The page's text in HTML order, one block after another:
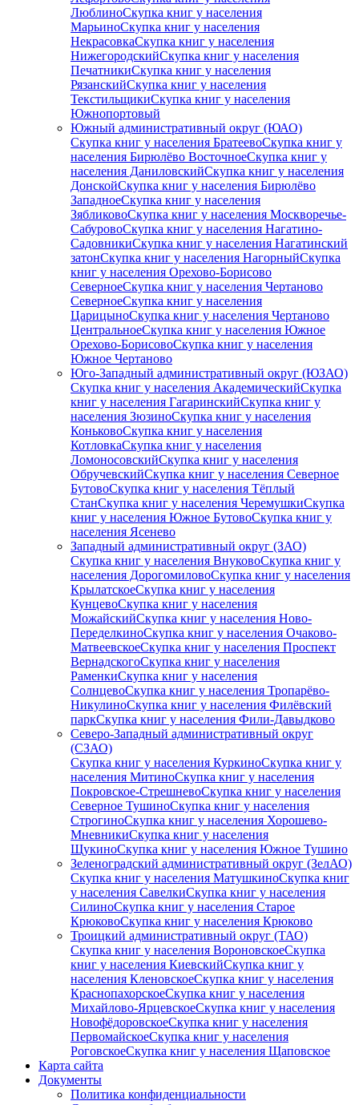
ЛюблиноСкупка книг у населения
МарьиноСкупка книг у населения
НекрасовкаСкупка книг у населения
НижегородскийСкупка книг у населения
ПечатникиСкупка книг у населения
РязанскийСкупка книг у населения
ТекстильщикиСкупка книг у населения
Южнопортовый
Южный административный округ (ЮАО)
Скупка книг у населения БратеевоСкупка книг у
населения Бирюлёво ВосточноеСкупка книг у
населения ДаниловскийСкупка книг у населения
ДонскойСкупка книг у населения Бирюлёво
ЗападноеСкупка книг у населения
ЗябликовоСкупка книг у населения Москворечье-
СабуровоСкупка книг у населения Нагатино-
СадовникиСкупка книг у населения Нагатинский
затонСкупка книг у населения НагорныйСкупка
книг у населения Орехово-Борисово
СеверноеСкупка книг у населения Чертаново
СеверноеСкупка книг у населения
ЦарицыноСкупка книг у населения Чертаново
ЦентральноеСкупка книг у населения Южное
Орехово-БорисовоСкупка книг у населения
Южное Чертаново
Юго-Западный административный округ (ЮЗАО)
Скупка книг у населения АкадемическийСкупка
книг у населения ГагаринскийСкупка книг у
населения ЗюзиноСкупка книг у населения
КоньковоСкупка книг у населения
КотловкаСкупка книг у населения
ЛомоносовскийСкупка книг у населения
ОбручевскийСкупка книг у населения Северное
БутовоСкупка книг у населения Тёплый
СтанСкупка книг у населения ЧеремушкиСкупка
книг у населения Южное БутовоСкупка книг у
населения Ясенево
Западный административный округ (ЗАО)
Скупка книг у населения ВнуковоСкупка книг у
населения ДорогомиловоСкупка книг у населения
КрылатскоеСкупка книг у населения
КунцевоСкупка книг у населения
МожайскийСкупка книг у населения Ново-
ПеределкиноСкупка книг у населения Очаково-
МатвеевскоеСкупка книг у населения Проспект
ВернадскогоСкупка книг у населения
РаменкиСкупка книг у населения
СолнцевоСкупка книг у населения Тропарёво-
НикулиноСкупка книг у населения Филёвский
паркСкупка книг у населения Фили-Давыдково
Северо-Западный административный округ
(СЗАО)
Скупка книг у населения КуркиноСкупка книг у
населения МитиноСкупка книг у населения
Покровское-СтрешневоСкупка книг у населения
Северное ТушиноСкупка книг у населения
СтрогиноСкупка книг у населения Хорошево-
МневникиСкупка книг у населения
ЩукиноСкупка книг у населения Южное Тушино
Зеленоградский административный округ (ЗелАО)
Скупка книг у населения МатушкиноСкупка книг
у населения СавелкиСкупка книг у населения
СилиноСкупка книг у населения Старое
КрюковоСкупка книг у населения Крюково
Троицкий административный округ (ТАО)
Скупка книг у населения ВороновскоеСкупка
книг у населения КиевскийСкупка книг у
населения КленовскоеСкупка книг у населения
КраснопахорскоеСкупка книг у населения
Михайлово-ЯрцевскоеСкупка книг у населения
НовофёдоровскоеСкупка книг у населения
ПервомайскоеСкупка книг у населения
РоговскоеСкупка книг у населения Щаповское
Карта сайта
Документы
Политика конфиденциальности